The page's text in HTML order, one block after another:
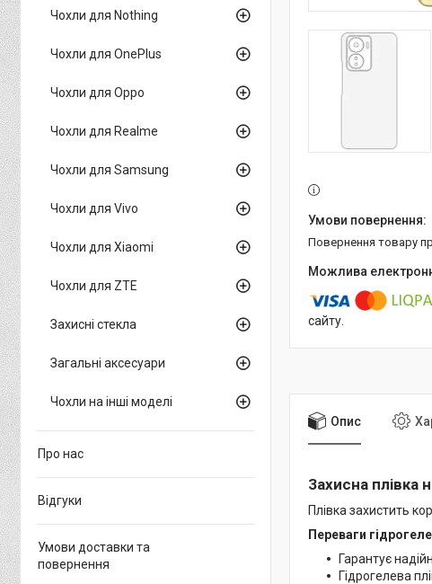
повернення товару
сайту.
Опис
Захисна плівка
Плівка захистить
Переваги
Гарантує
Гідрогелева
Чохли для Nothing
Чохли для OnePlus
Чохли для Oppo
Чохли для Realme
Чохли для Samsung
Чохли для Vivo
Чохли для Xiaomi
Чохли для ZTE
Захисні стекла
Загальні аксесуари
Чохли на інші моделі
Про нас
Відгуки
Умови доставки та
повернення